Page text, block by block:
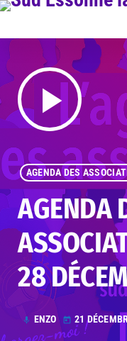
play_arrow
AGENDA DES
AGENDA
28
mic ENZO today 21